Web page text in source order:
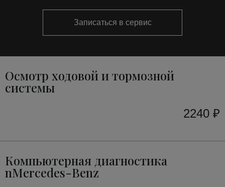
Записаться в сервис
Осмотр ходовой и тормозной
системы
2240 ₽
Компьютерная диагностика
nMercedes-Benz